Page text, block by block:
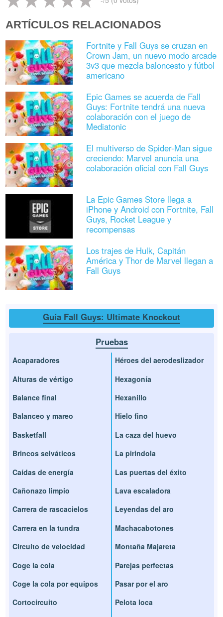
ARTÍCULOS RELACIONADOS
Fortnite y Fall Guys se cruzan en
Crown Jam, un nuevo modo arcade
3v3 que mezcla baloncesto y fútbol
americano
Epic Games se acuerda de Fall
Guys: Fortnite tendrá una nueva
colaboración con el juego de
Mediatonic
El multiverso de Spider-Man sigue
creciendo: Marvel anuncia una
colaboración oficial con Fall Guys
La Epic Games Store llega a
iPhone y Android con Fortnite, Fall
Guys, Rocket League y
recompensas
Los trajes de Hulk, Capitán
América y Thor de Marvel llegan a
Fall Guys
Guía Fall Guys: Ultimate Knockout
Pruebas
Acaparadores
Alturas de vértigo
Balance final
Balanceo y mareo
Basketfall
Brincos selváticos
Caídas de energía
Cañonazo limpio
Carrera de rascacielos
Carrera en la tundra
Circuito de velocidad
Coge la cola
Coge la cola por equipos
Cortocircuito
Héroes del aerodeslizador
Hexagonía
Hexanillo
Hielo fino
La caza del huevo
La pirindola
Las puertas del éxito
Lava escaladora
Leyendas del aro
Machacabotones
Montaña Majareta
Parejas perfectas
Pasar por el aro
Pelota loca